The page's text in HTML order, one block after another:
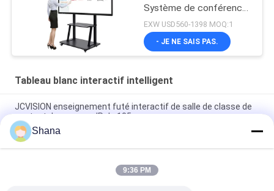
Système de conférence
20 tactile
EXW USD560-1398 MOQ:1
- JE NE SAIS PAS.
Tableau blanc interactif intelligent
JCVISION enseignement futé interactif de salle de classe de
contact du panneau IR de 105 pouces
Tableau blanc interactif intelligent tout-en-un JCVISION I3 55
pouces avec écran tactile
10 points tactiles Portable Smart Board Zoom Tableau
Shana
9:36 PM